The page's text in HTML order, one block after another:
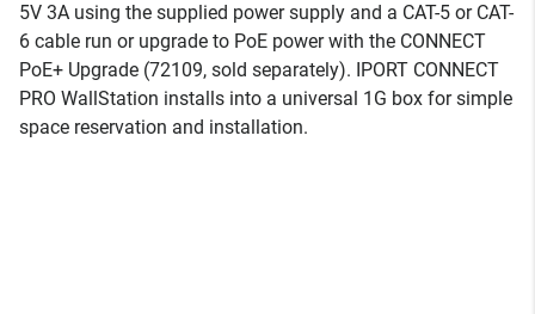
5V 3A using the supplied power supply and a CAT-5 or CAT-
6 cable run or upgrade to PoE power with the CONNECT
PoE+ Upgrade (72109, sold separately). IPORT CONNECT
PRO WallStation installs into a universal 1G box for simple
space reservation and installation.